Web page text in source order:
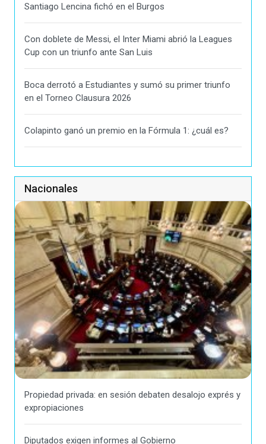
Santiago Lencina fichó en el Burgos
Con doblete de Messi, el Inter Miami abrió la Leagues
Cup con un triunfo ante San Luis
Boca derrotó a Estudiantes y sumó su primer triunfo
en el Torneo Clausura 2026
Colapinto ganó un premio en la Fórmula 1: ¿cuál es?
Nacionales
Propiedad privada: en sesión debaten desalojo exprés y
expropiaciones
Diputados exigen informes al Gobierno